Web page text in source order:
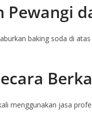
Pewangi
baking soda di
menggunakan jasa